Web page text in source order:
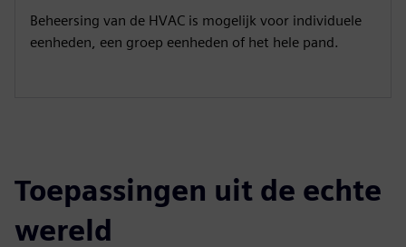
Beheersing van de HVAC is mogelijk voor individuele
eenheden, een groep eenheden of het hele pand.
Toepassingen uit de echte
wereld